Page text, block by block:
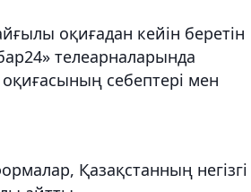
оқиғадан кейін беретін
телеарналарында
себептері мен
Қазақстанның негізгі